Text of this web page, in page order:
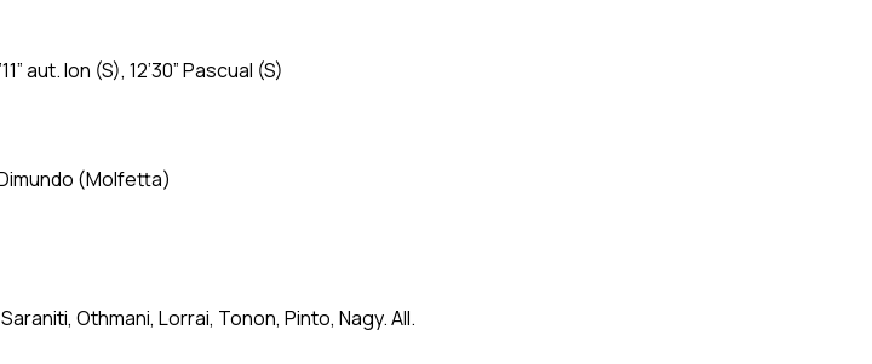
aut. Ion (S), 12’30” Pascual (S)
(Molfetta)
Othmani, Lorrai, Tonon, Pinto, Nagy. All.